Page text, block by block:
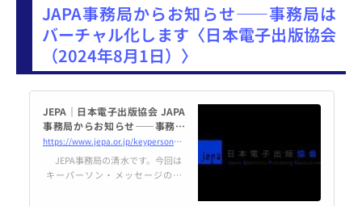
JAPA事務局からお知らせ――事務局は
バーチャル化します〈日本電子出版協会
（2024年8月1日）〉
JEPA｜日本電子出版協会 JAPA
事務局からお知らせ――事務局
はバーチャル化します
https://www.jepa.or.jp/keyperson_message/202408_6626/
JEPA事務局の清水です。今回は
キーパーソン・メッセージのス